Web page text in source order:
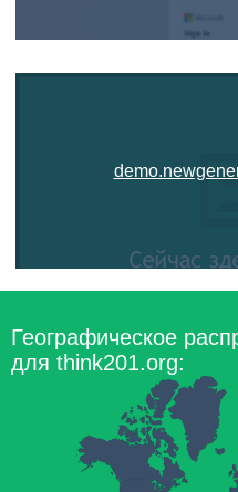
Географическое
для think201.org: